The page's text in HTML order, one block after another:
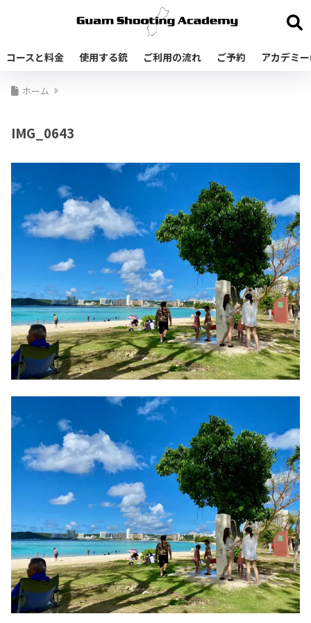
コースと料金 使用する銃 ご利用の流れ ご予約 アカデミ
ホーム
IMG_0643